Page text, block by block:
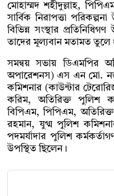
মোহাম্মদ শহীদুল্লাহ,
সার্বিক নিরাপত্তা
বিভিন্ন সংস্থার
তাদের মূল্যবান মতামত তুলে
সমন্বয় সভায় ডিএমপির
অপারেশনস) এস এন মো.
কমিশনার (কাউন্টার
করিম, অতিরিক্ত পুলিশ
বিপিএম, পিপিএম,
রহমান, যুগ্ম পুলিশ
পদমর্যাদার পুলিশ
উপস্থিত ছিলেন।